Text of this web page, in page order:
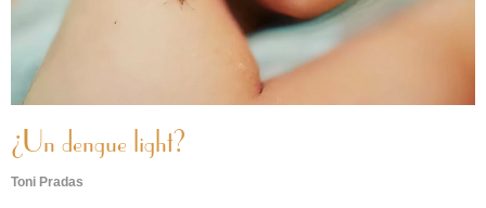
¿Un dengue light?
Toni Pradas